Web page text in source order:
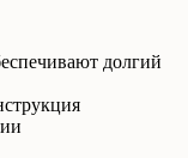
долгий